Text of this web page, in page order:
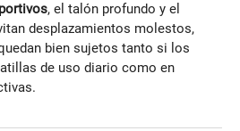
, el talón profundo y el
desplazamientos molestos,
bien sujetos tanto si los
de uso diario como en